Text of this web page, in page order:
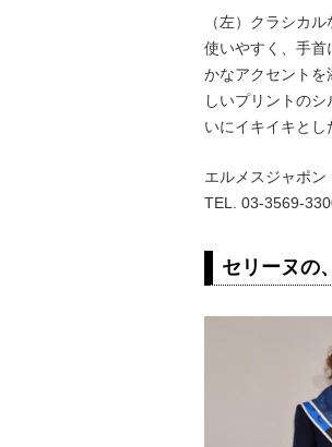
（左）クラシカ
使いやすく、手首
かなアクセントを
しいプリントの
いにイキイキとし
エルメスジャポン
TEL. 03-3569-
セリーヌの